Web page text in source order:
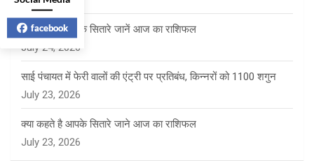
क्या कहते हैं आपके सितारे जानें आज का राशिफल
July 24, 2026
साई पंचायत में फेरी वालों की एंट्री पर प्रतिबंध, किन्नरों को 1100 शगुन
July 23, 2026
क्या कहते है आपके सितारे जाने आज का राशिफल
July 23, 2026
facebook